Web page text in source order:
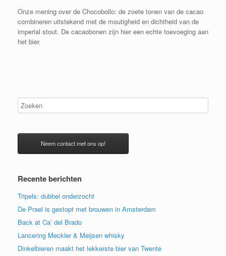
Onze mening over de Chocobollo: de zoete tonen van de cacao
combineren uitstekend met de moutigheid en dichtheid van de
imperial stout. De cacaobonen zijn hier een echte toevoeging aan
het bier.
Neem contact met ons op!
Recente berichten
Tripels: dubbel onderzocht
De Prael is gestopt met brouwen in Amsterdam
Back at Ca’ del Brado
Lancering Meckler & Meijsen whisky
Dinkelbieren maakt het lekkerste bier van Twente